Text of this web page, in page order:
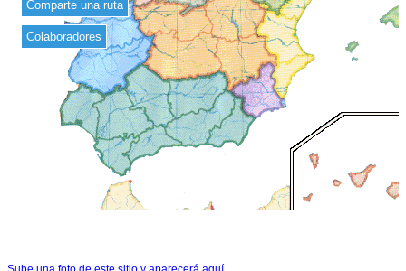
Comparte una ruta
Colaboradores